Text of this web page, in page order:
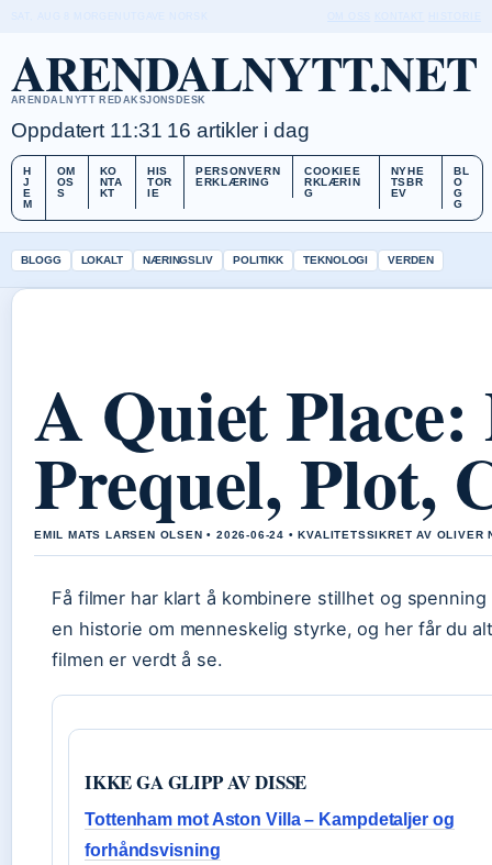
ARENDALNYTT.NET
ARENDALNYTT REDAKSJONSDESK
Oppdatert 11:31 16 artikler i dag
H
J
E
M
OM
OS
S
KO
NTA
KT
HIS
TOR
IE
PERSONVERN
ERKLÆRING
COOKIEE
RKLÆRIN
G
NYHE
TSBR
EV
BL
O
G
G
BLOGG LOKALT NÆRINGSLIV POLITIKK TEKNOLOGI VERDEN
A Quiet Place:
Prequel, Plot,
EMIL MATS LARSEN OLSEN • 2026-06-24 • KVALITETSSIKRET AV OLIVER
Få filmer har klart å kombinere stillhet og
en historie om menneskelig styrke, og her får du
filmen er verdt å se.
IKKE GA GLIPP AV DISSE
Tottenham mot Aston Villa – Kampdetaljer og
forhåndsvisning